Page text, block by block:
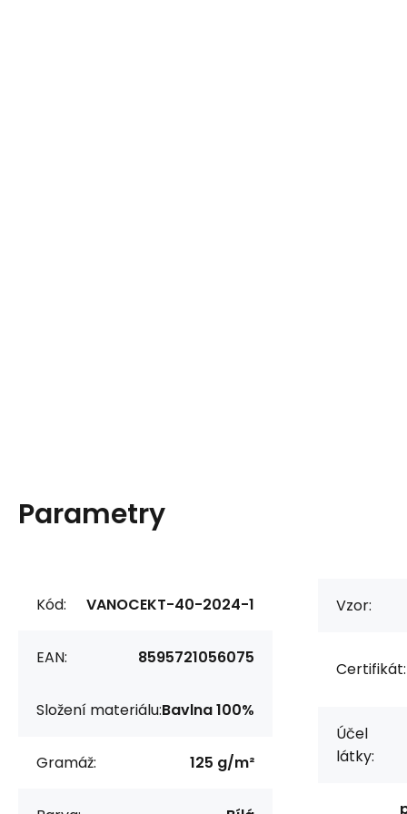
Parametry
Kód: VANOCEKT-40-2024-1
EAN: 8595721056075
Složení materiálu:Bavlna 100%
Gramáž: 125 g/m²
Vzor:
Certifikát:
Účel
látky: